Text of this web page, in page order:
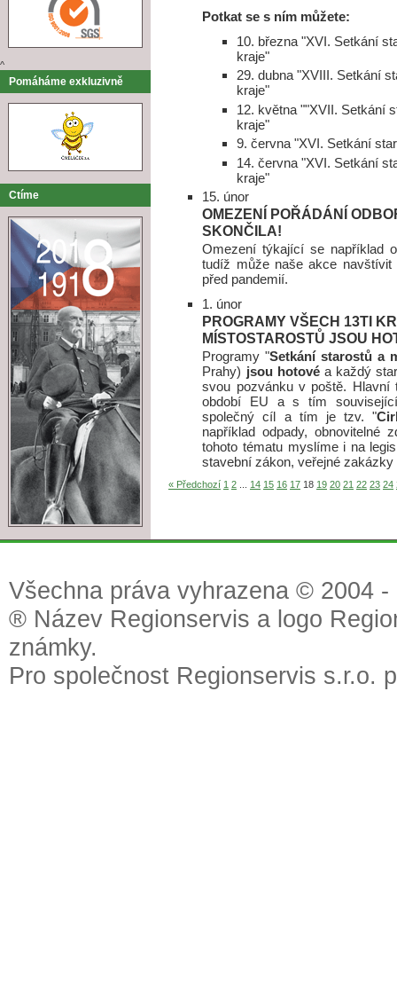
^
Pomáháme exkluzivně
Ctíme
Potkat se s ním můžete:
10. března "XVI. Setkání
kraje"
29. dubna "XVIII. Setkání
kraje"
12. května ""XVII. Setkání
kraje"
9. června "XVI. Setkání
14. června "XVI. Setkání
kraje"
15. únor
OMEZENÍ POŘÁDÁNÍ
SKONČILA!
Omezení týkající se například
tudíž může naše akce
před pandemií.
1. únor
PROGRAMY VŠECH 13TI
MÍSTOSTAROSTŮ JSOU
Programy "Setkání starostů a
Prahy) jsou hotovéa každý
svou pozvánku v poště. Hlavní
období EU a s tím
společný cíl a tím je tzv. "
například odpady, obnovitelné
tohoto tématu myslíme i na
stavební zákon, veřejné
« Předchozí 1 2 ... 14 15 16 17 18 19 20 21 22 23 24
Všechna práva vyhrazena © 2004
® Název Regionservis a logo
známky.
Pro společnost Regionservis s.r.o.